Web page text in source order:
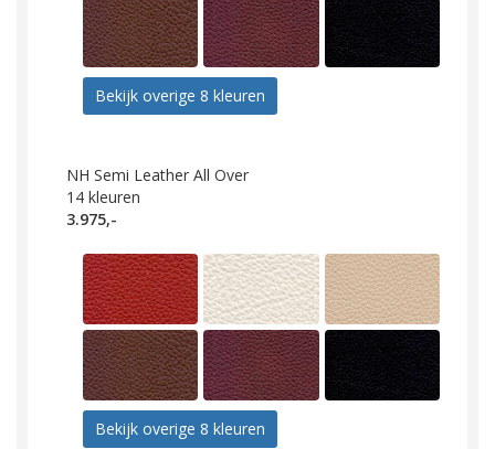
Bekijk overige 8 kleuren
NH Semi Leather All Over
14 kleuren
3.975,-
Bekijk overige 8 kleuren